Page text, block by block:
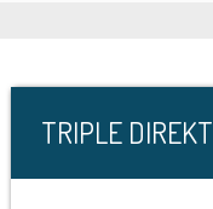
TRIPLE DIREKT